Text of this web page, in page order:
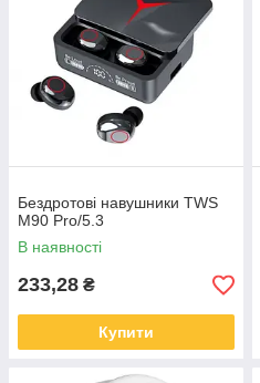
Бездротові навушники TWS
M90 Pro/5.3
В наявності
233,28 ₴
Купити